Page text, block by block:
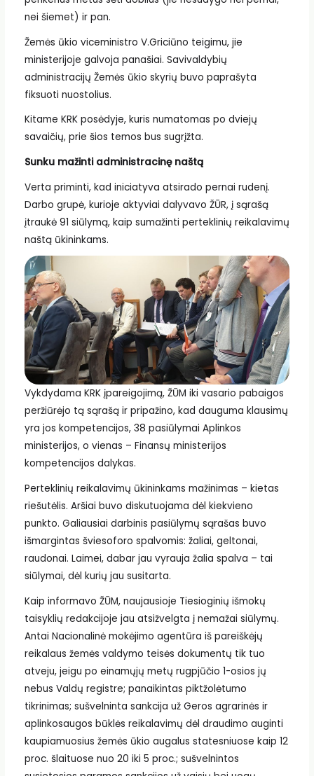
nei šiemet) ir pan.
Žemės ūkio viceministro V.Griciūno teigimu, jie
ministerijoje galvoja panašiai. Savivaldybių
administracijų Žemės ūkio skyrių buvo paprašyta
fiksuoti nuostolius.
Kitame KRK posėdyje, kuris numatomas po dviejų
savaičių, prie šios temos bus sugrįžta.
Sunku mažinti administracinę naštą
Verta priminti, kad iniciatyva atsirado pernai rudenį.
Darbo grupė, kurioje aktyviai dalyvavo ŽŪR, į sąrašą
įtraukė 91 siūlymą, kaip sumažinti perteklinių reikalavimų
naštą ūkininkams.
Vykdydama KRK įpareigojimą, ŽŪM iki vasario pabaigos
peržiūrėjo tą sąrašą ir pripažino, kad dauguma klausimų
yra jos kompetencijos, 38 pasiūlymai Aplinkos
ministerijos, o vienas – Finansų ministerijos
kompetencijos dalykas.
Perteklinių reikalavimų ūkininkams mažinimas – kietas
riešutėlis. Aršiai buvo diskutuojama dėl kiekvieno
punkto. Galiausiai darbinis pasiūlymų sąrašas buvo
išmargintas šviesoforo spalvomis: žaliai, geltonai,
raudonai. Laimei, dabar jau vyrauja žalia spalva – tai
siūlymai, dėl kurių jau susitarta.
Kaip informavo ŽŪM, naujausioje Tiesioginių išmokų
taisyklių redakcijoje jau atsižvelgta į nemažai siūlymų.
Antai Nacionalinė mokėjimo agentūra iš pareiškėjų
reikalaus žemės valdymo teisės dokumentų tik tuo
atveju, jeigu po einamųjų metų rugpjūčio 1-osios jų
nebus Valdų registre; panaikintas piktžolėtumo
tikrinimas; sušvelninta sankcija už Geros agrarinės ir
aplinkosaugos būklės reikalavimų dėl draudimo auginti
kaupiamuosius žemės ūkio augalus statesniuose kaip 12
proc. šlaituose nuo 20 iki 5 proc.; sušvelnintos